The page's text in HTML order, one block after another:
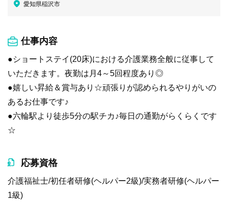
愛知県稲沢市
仕事内容
●ショートステイ(20床)における介護業務全般に従事して
いただきます。夜勤は月4～5回程度あり◎
●嬉しい昇給＆賞与あり☆頑張りが認められるやりがいの
あるお仕事です♪
●六輪駅より徒歩5分の駅チカ♪毎日の通勤がらくらくです
☆
応募資格
介護福祉士/初任者研修(ヘルパー2級)/実務者研修(ヘルパー
1級)